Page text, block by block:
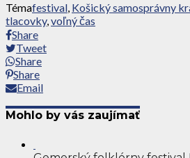
Témafestival, Košický samosprávny
tlacovky,voľný čas
Share
Tweet
Share
Share
Email
Mohlo by vás zaujímať